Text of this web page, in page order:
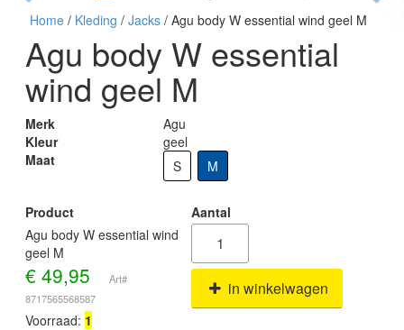
Ruim assortiment, altijd wat naar wens!
Home / Kleding / Jacks / Agu body W essential wind geel M
Agu body W essential
wind geel M
Merk
Agu
Kleur
geel
Maat
S M
Product
Aantal
Agu body W essential wind
geel M
€ 49,95
Art#
8717565568587
in winkelwagen
Voorraad: 1